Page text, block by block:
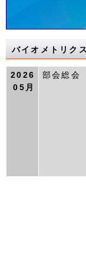
バイオメトリク
2026
05月
部会総会